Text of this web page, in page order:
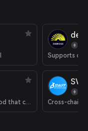
Across Protocol is a novel bridging method that combines an optimistic oracle, bonded relayers and single-sided liquidity pools to provide decentralized instant transactions from rollup chains to Ethereum mainnet. Cross-chain